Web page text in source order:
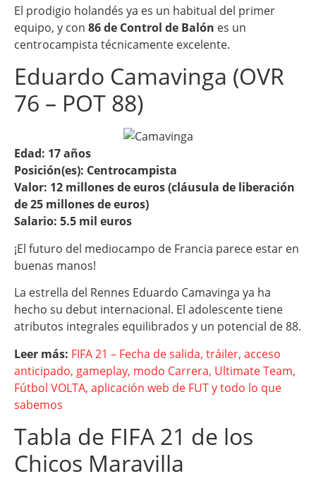
El prodigio holandés ya es un habitual del primer
equipo, y con 86 de Control de Balón es un
centrocampista técnicamente excelente.
Eduardo Camavinga (OVR
76 – POT 88)
Edad: 17 años
Posición(es): Centrocampista
Valor: 12 millones de euros (cláusula de liberación
de 25 millones de euros)
Salario: 5.5 mil euros
¡El futuro del mediocampo de Francia parece estar en
buenas manos!
La estrella del Rennes Eduardo Camavinga ya ha
hecho su debut internacional. El adolescente tiene
atributos integrales equilibrados y un potencial de 88.
Leer más: FIFA 21 – Fecha de salida, tráiler, acceso
anticipado, gameplay, modo Carrera, Ultimate Team,
Fútbol VOLTA, aplicación web de FUT y todo lo que
sabemos
Tabla de FIFA 21 de los
Chicos Maravilla